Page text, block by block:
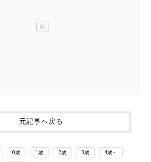
元記事へ戻る
0歳 1歳 2歳 3歳 4歳～